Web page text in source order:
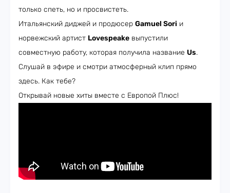
только спеть, но и просвистеть.
Итальянский диджей и продюсер Gamuel Sori и
норвежский артист Lovespeake выпустили
совместную работу, которая получила название Us.
Слушай в эфире и смотри атмосферный клип прямо
здесь. Как тебе?
Открывай новые хиты вместе с Европой Плюс!